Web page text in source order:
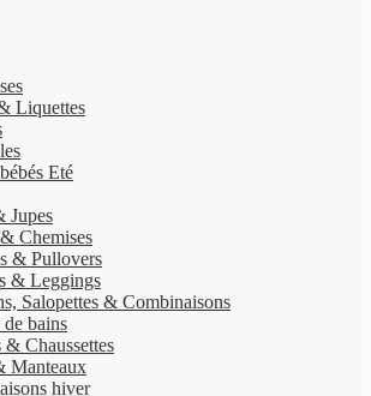
Liquettes
Eté
Jupes
Chemises
& Pullovers
& Leggings
Salopettes & Combinaisons
bains
Chaussettes
Manteaux
hiver